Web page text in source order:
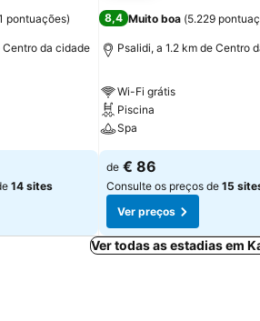
pontuações)
Centro da cidade
14 sites
8,4 Muito boa (5.229
Psalidi, a 1.2 km de Centro
Wi-Fi grátis
Piscina
Spa
de € 86
Consulte os preços de 15
Ver preços
Ver todas as estadias em